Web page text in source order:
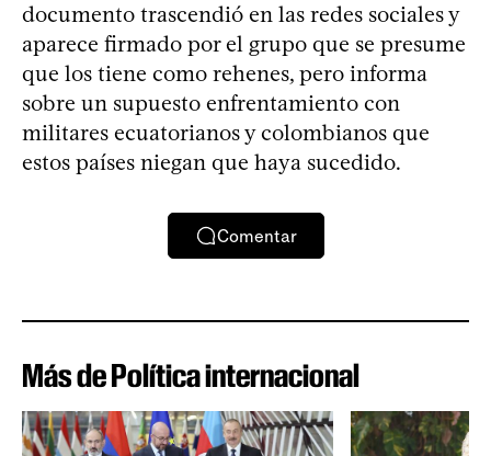
documento trascendió en las redes sociales y
aparece firmado por el grupo que se presume
que los tiene como rehenes, pero informa
sobre un supuesto enfrentamiento con
militares ecuatorianos y colombianos que
estos países niegan que haya sucedido.
Comentar
Más de Política internacional